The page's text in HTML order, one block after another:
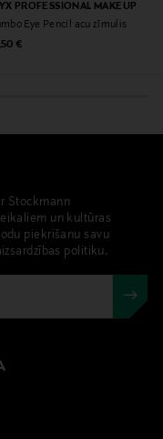
PROFESSIONAL MAKEUP
Eye Pencil acu zīmulis
Price
€
Stockmann
un kultūras
piekrišanu savu
politiku.